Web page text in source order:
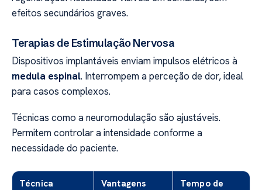
efeitos secundários graves.
Terapias de Estimulação Nervosa
Dispositivos implantáveis enviam impulsos elétricos à
medula espinal. Interrompem a perceção de dor, ideal
para casos complexos.
Técnicas como a neuromodulação são ajustáveis.
Permitem controlar a intensidade conforme a
necessidade do paciente.
Técnica Vantagens
Tempo de